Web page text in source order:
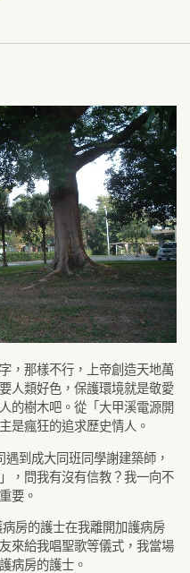
，那樣不行，上帝創造天地萬
人類好色，保護環境就是敬愛
的樹木吧。從「大甲溪電源開
是瘋狂的追求歷史情人。
到成大同班同學謝建築師，
，問我有沒有信教？我一向不
要。
房的護士在我離開加護病房
來給我唱聖歌等儀式，我當場
病房的護士。